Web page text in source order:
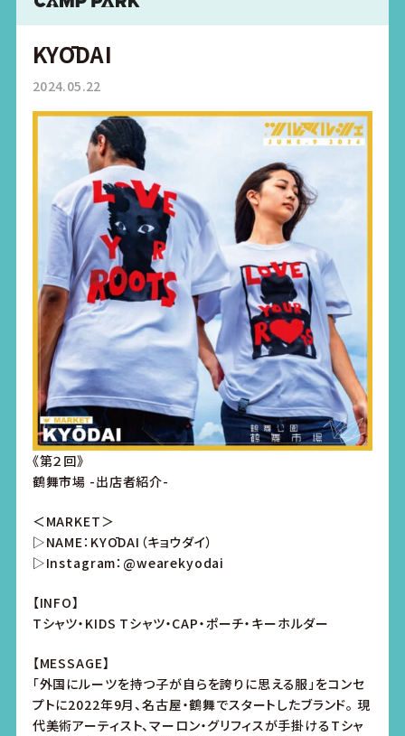
KYŌDAI
2024.05.22
《第２回》
鶴舞市場 -出店者紹介-
＜MARKET＞
▷NAME：KYŌDAI（キョウダイ）
▷Instagram：@wearekyodai
【INFO】
Tシャツ・KIDS Tシャツ・CAP・ポーチ・キーホルダー
【MESSAGE】
「外国にルーツを持つ子が自らを誇りに思える服」をコンセ
プトに2022年9月、名古屋・鶴舞でスタートしたブランド。 現
代美術アーティスト、マーロン・グリフィスが手掛けるTシャ